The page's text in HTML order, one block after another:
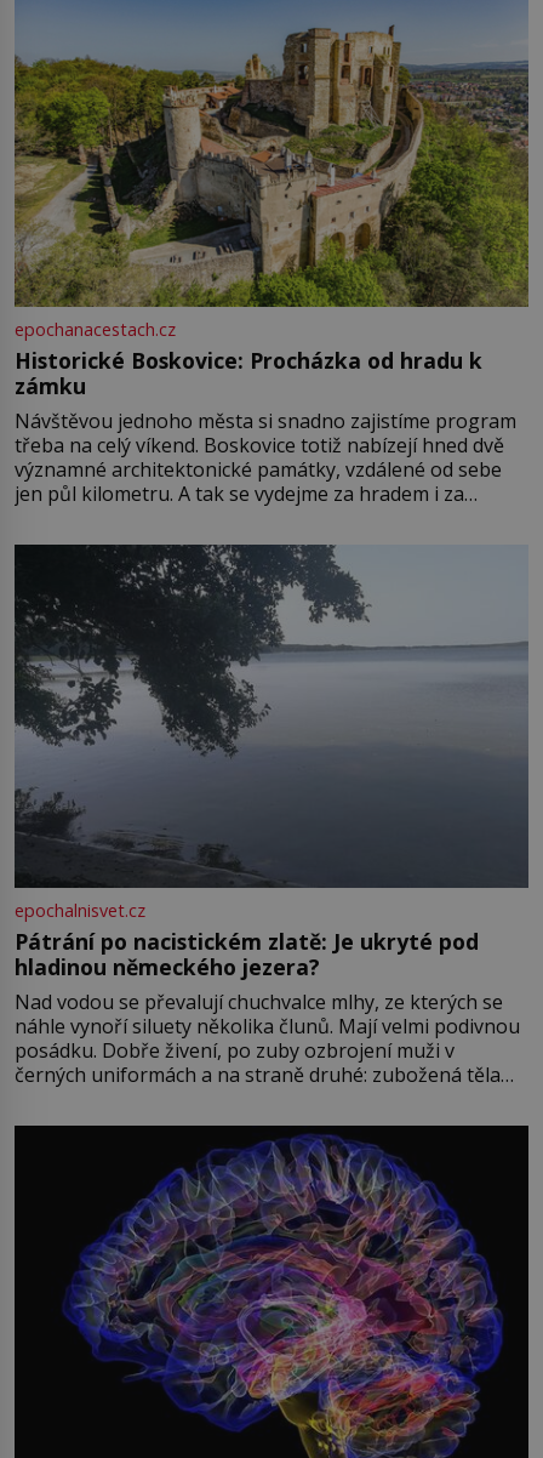
epochanacestach.cz
Historické Boskovice: Procházka od hradu k
zámku
Návštěvou jednoho města si snadno zajistíme program
třeba na celý víkend. Boskovice totiž nabízejí hned dvě
významné architektonické památky, vzdálené od sebe
jen půl kilometru. A tak se vydejme za hradem i za
Boskovice na okraji Drahanské vrchoviny vznikla někdy
ve13. století, a už v roce 1313 kronikáři zaznamenali
epochalnisvet.cz
Pátrání po nacistickém zlatě: Je ukryté pod
hladinou německého jezera?
Nad vodou se převalují chuchvalce mlhy, ze kterých se
náhle vynoří siluety několika člunů. Mají velmi podivnou
posádku. Dobře živení, po zuby ozbrojení muži v
černých uniformách a na straně druhé: zubožená těla
přízračná scéna znamená? Je jaro roku 1945, druhá
světová válka se chýlí ke konci. Jezero Stolpsee